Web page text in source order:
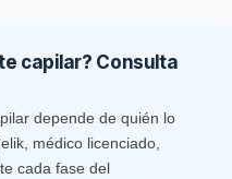
capilar? Consulta
depende de quién lo
médico licenciado,
cada fase del